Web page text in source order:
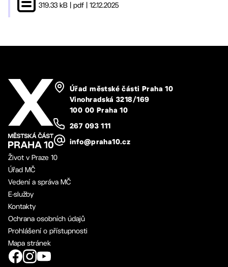
319.33 kB pdf 12.12.2025
Úřad městské části Praha 10
Vinohradská 3218/169
100 00 Praha 10
267 093 111
info@praha10.cz
Život v Praze 10
Úřad MČ
Vedení a správa MČ
E-služby
Kontakty
Ochrana osobních údajů
Prohlášení o přístupnosti
Mapa stránek